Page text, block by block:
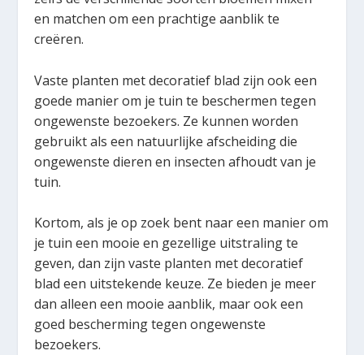
en matchen om een prachtige aanblik te
creëren.
Vaste planten met decoratief blad zijn ook een
goede manier om je tuin te beschermen tegen
ongewenste bezoekers. Ze kunnen worden
gebruikt als een natuurlijke afscheiding die
ongewenste dieren en insecten afhoudt van je
tuin.
Kortom, als je op zoek bent naar een manier om
je tuin een mooie en gezellige uitstraling te
geven, dan zijn vaste planten met decoratief
blad een uitstekende keuze. Ze bieden je meer
dan alleen een mooie aanblik, maar ook een
goed bescherming tegen ongewenste
bezoekers.